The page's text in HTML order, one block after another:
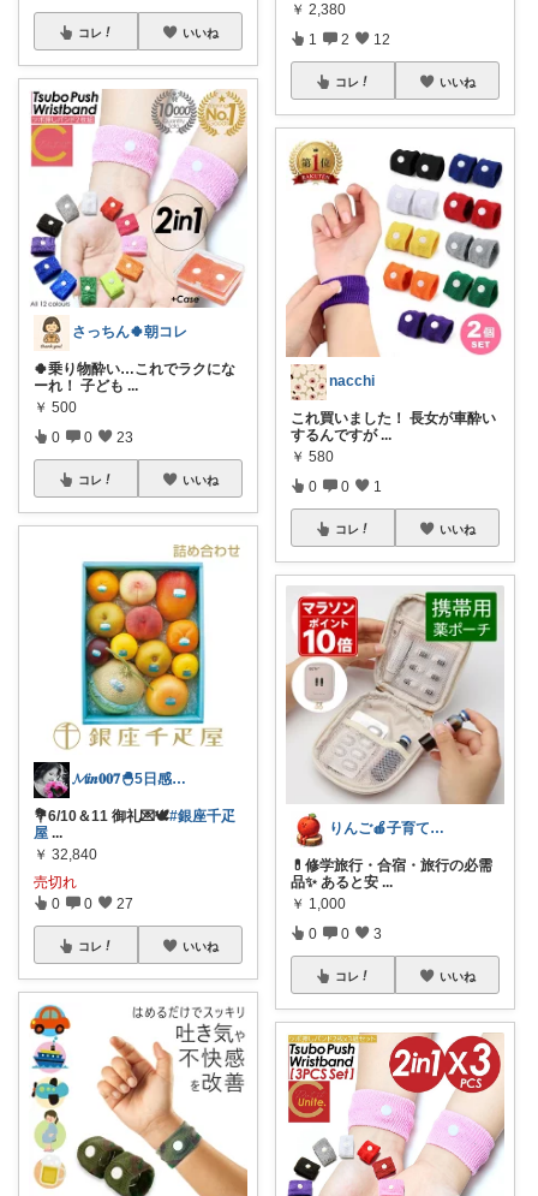
コレ いいね
さっちん🍀朝コレ
🍀乗り物酔い…これでラクにな
ーれ！ 子ども ...
￥ 500
0 0 23
コレ いいね
𝓜𝒊𝒏𝟎𝟎𝟕🐣5日感謝💝
💐6/10＆11 御礼💌🕊️#銀座千疋
屋 ...
￥ 32,840
売切れ
0 0 27
コレ いいね
￥ 2,380
1 2 12
コレ いいね
nacchi
これ買いました！ 長女が車酔い
するんですが ...
￥ 580
0 0 1
コレ いいね
りんご🍎子育てママの日用品
💊修学旅行・合宿・旅行の必需
品✨ あると安 ...
￥ 1,000
0 0 3
コレ いいね